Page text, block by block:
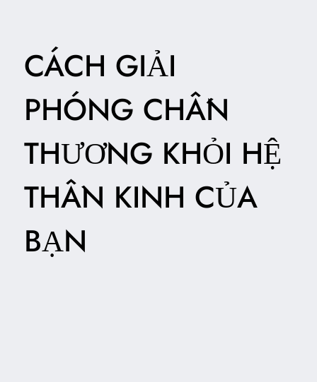
CÁCH GIẢI
PHÓNG CHẤN
THƯƠNG KHỎI HỆ
THẦN KINH CỦA
BẠN